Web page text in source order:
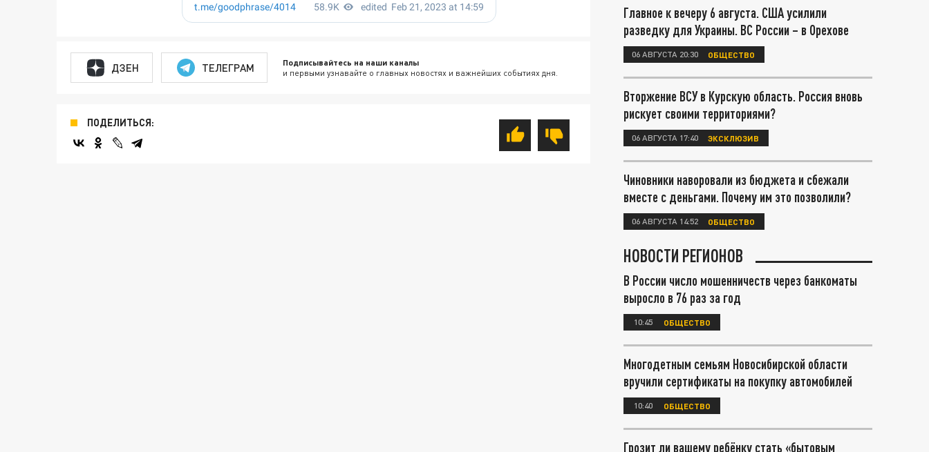
ДЗЕН ТЕЛЕГРАМ Подписывайтесь на наши каналы
и первыми узнавайте о главных новостях и важнейших событиях дня.
ПОДЕЛИТЬСЯ:
Главное к вечеру 6 августа. США усилили
разведку для Украины. ВС России – в Орехове
06 АВГУСТА 20:30 ОБЩЕСТВО
Вторжение ВСУ в Курскую область. Россия вновь
рискует своими территориями?
06 АВГУСТА 17:40 ЭКСКЛЮЗИВ
Чиновники наворовали из бюджета и сбежали
вместе с деньгами. Почему им это позволили?
06 АВГУСТА 14:52 ОБЩЕСТВО
НОВОСТИ РЕГИОНОВ
В России число мошенничеств через банкоматы
выросло в 76 раз за год
10:45 ОБЩЕСТВО
Многодетным семьям Новосибирской области
вручили сертификаты на покупку автомобилей
10:40 ОБЩЕСТВО
Грозит ли вашему ребёнку стать «бытовым